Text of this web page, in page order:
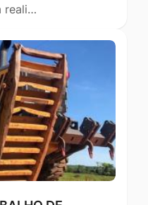
reali…